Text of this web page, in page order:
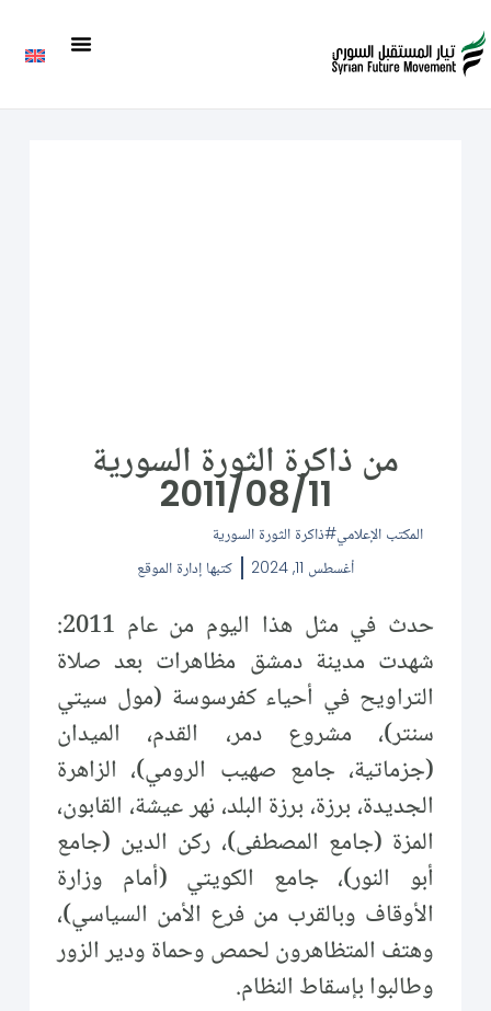
من ذاكرة الثورة السورية
2011/08/11
المكتب الإعلامي ذاكرة الثورة السورية
أغسطس 11, 2024
كتبها إدارة الموقع
حدث في مثل هذا اليوم من عام 2011:
شهدت مدينة دمشق مظاهرات بعد صلاة
التراويح في أحياء كفرسوسة (مول سيتي
سنتر)، مشروع دمر، القدم، الميدان
(جزماتية، جامع صهيب الرومي)، الزاهرة
الجديدة، برزة، برزة البلد، نهر عيشة، القابون،
المزة (جامع المصطفى)، ركن الدين (جامع
أبو النور)، جامع الكويتي (أمام وزارة
الأوقاف وبالقرب من فرع الأمن السياسي)،
وهتف المتظاهرون لحمص وحماة ودير الزور
وطالبوا بإسقاط النظام.